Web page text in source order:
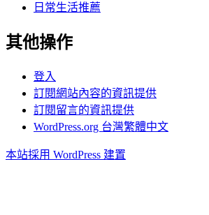
日常生活推薦
其他操作
登入
訂閱網站內容的資訊提供
訂閱留言的資訊提供
WordPress.org 台灣繁體中文
本站採用 WordPress 建置